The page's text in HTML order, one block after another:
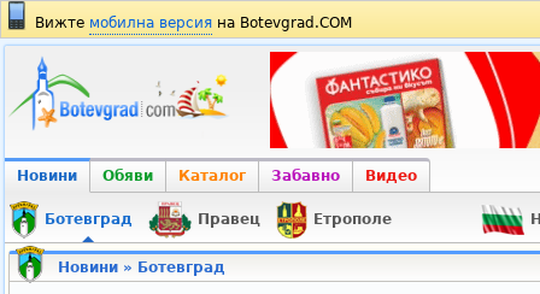
Вижте мобилна версия на Botevgrad.COM
Новини Обяви Каталог Забавно Видео
Ботевград Правец Етрополе
Новини» Ботевград